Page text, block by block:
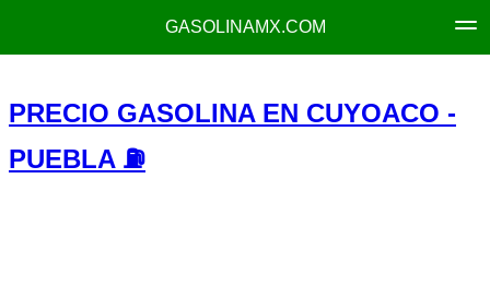
GASOLINAMX.COM
PRECIO GASOLINA EN CUYOACO -
PUEBLA ⛽